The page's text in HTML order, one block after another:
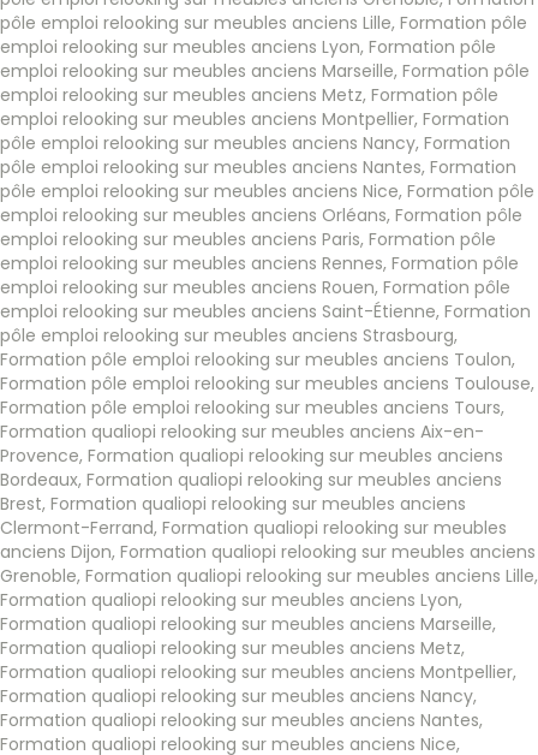
pôle emploi relooking sur meubles anciens Lille, Formation pôle
emploi relooking sur meubles anciens Lyon, Formation pôle
emploi relooking sur meubles anciens Marseille, Formation pôle
emploi relooking sur meubles anciens Metz, Formation pôle
emploi relooking sur meubles anciens Montpellier, Formation
pôle emploi relooking sur meubles anciens Nancy, Formation
pôle emploi relooking sur meubles anciens Nantes, Formation
pôle emploi relooking sur meubles anciens Nice, Formation pôle
emploi relooking sur meubles anciens Orléans, Formation pôle
emploi relooking sur meubles anciens Paris, Formation pôle
emploi relooking sur meubles anciens Rennes, Formation pôle
emploi relooking sur meubles anciens Rouen, Formation pôle
emploi relooking sur meubles anciens Saint-Étienne, Formation
pôle emploi relooking sur meubles anciens Strasbourg,
Formation pôle emploi relooking sur meubles anciens Toulon,
Formation pôle emploi relooking sur meubles anciens Toulouse,
Formation pôle emploi relooking sur meubles anciens Tours,
Formation qualiopi relooking sur meubles anciens Aix-en-
Provence, Formation qualiopi relooking sur meubles anciens
Bordeaux, Formation qualiopi relooking sur meubles anciens
Brest, Formation qualiopi relooking sur meubles anciens
Clermont-Ferrand, Formation qualiopi relooking sur meubles
anciens Dijon, Formation qualiopi relooking sur meubles anciens
Grenoble, Formation qualiopi relooking sur meubles anciens Lille,
Formation qualiopi relooking sur meubles anciens Lyon,
Formation qualiopi relooking sur meubles anciens Marseille,
Formation qualiopi relooking sur meubles anciens Metz,
Formation qualiopi relooking sur meubles anciens Montpellier,
Formation qualiopi relooking sur meubles anciens Nancy,
Formation qualiopi relooking sur meubles anciens Nantes,
Formation qualiopi relooking sur meubles anciens Nice,